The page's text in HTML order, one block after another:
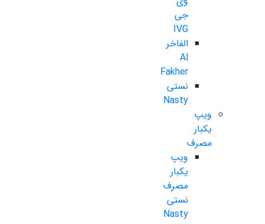
جی
IVG
الفاخر
Al
Fakher
نستی
Nasty
ویپ
یکبار
مصرف
ویپ
یکبار
مصرف
نستی
Nasty